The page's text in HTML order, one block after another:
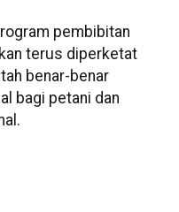
pembibitan
terus diperketat
benar-benar
bagi petani dan